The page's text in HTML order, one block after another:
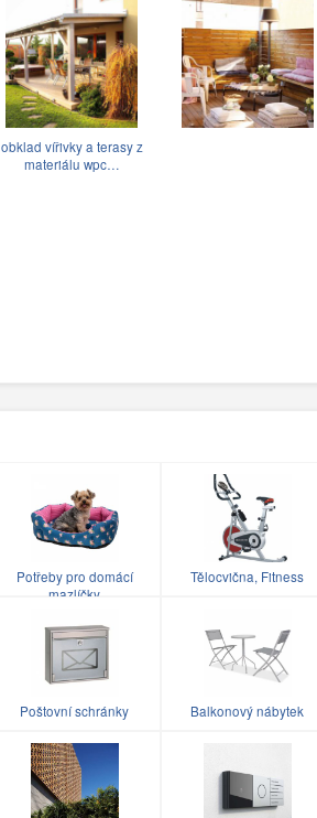
obklad vířivky a terasy z
materiálu wpc…
Potřeby pro domácí
mazlíčky
Tělocvična, Fitness
Poštovní schránky Balkonový nábytek